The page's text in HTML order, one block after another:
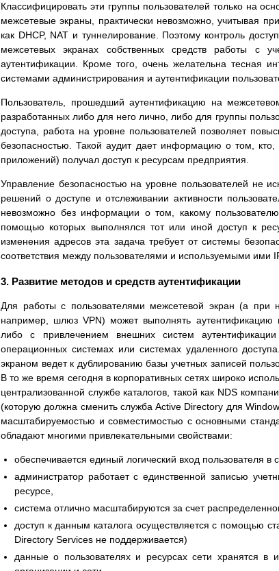
Классифицировать эти группы пользователей только на
межсетевые экраны, практически невозможно, учитывая
как DHCP, NAT и туннелирование. Поэтому контроль
межсетевых экранах собственных средств работы с
аутентификации. Кроме того, очень желательна тесная
системами администрирования и аутентификации
Пользователь, прошедший аутентификацию на
разработанных либо для него лично, либо для группы
доступа, работа на уровне пользователей позволяет
безопасностью. Такой аудит дает информацию о том,
приложений) получал доступ к ресурсам предприятия.
Управление безопасностью на уровне пользователей не
решений о доступе и отслеживании активности
невозможно без информации о том, какому
помощью которых выполнялся тот или иной доступ к
изменения адресов эта задача требует от системы
соответствия между пользователями и используемыми ими
3. Развитие методов и средств аутентификации
Для работы с пользователями межсетевой экран (а при
например, шлюз VPN) может выполнять аутентификацию
либо с привлечением внешних систем
операционных системах или системах удаленного
экраном ведет к дублированию базы учетных записей
В то же время сегодня в корпоративных сетях широко
централизованной службе каталогов, такой как NDS
(которую должна сменить служба Active Directory для
масштабируемостью и совместимостью с основными
обладают многими привлекательными свойствами:
обеспечивается единый логический вход пользователя в
администратор работает с единственной записью
ресурсе,
система отлично масштабируются за счет
доступ к данным каталога осуществляется с помощью
Directory Services не поддерживается)
данные о пользователях и ресурсах сети хранятся в